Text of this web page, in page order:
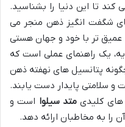
تا این دنیا را بشناسید.
شگفت انگیز ذهن منجر می
عمیق تر با خود و جهان هستی
یک راهنمای عملی است که
پتانسیل های نهفته ذهن
و سلامتی پایدار دست یابند.
های کلیدی متد سیلوا است و
را به مخاطبان ارائه دهد.